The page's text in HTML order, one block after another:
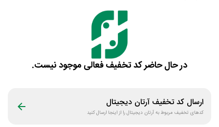
در حال حاضر کد تخفیف فعالی موجود نیست.
ارسال کد تخفیف آرتان دیجیتال
کدهای تخفیف مربوط بهآرتان دیجیتالرا از اینجا ارسال کنید